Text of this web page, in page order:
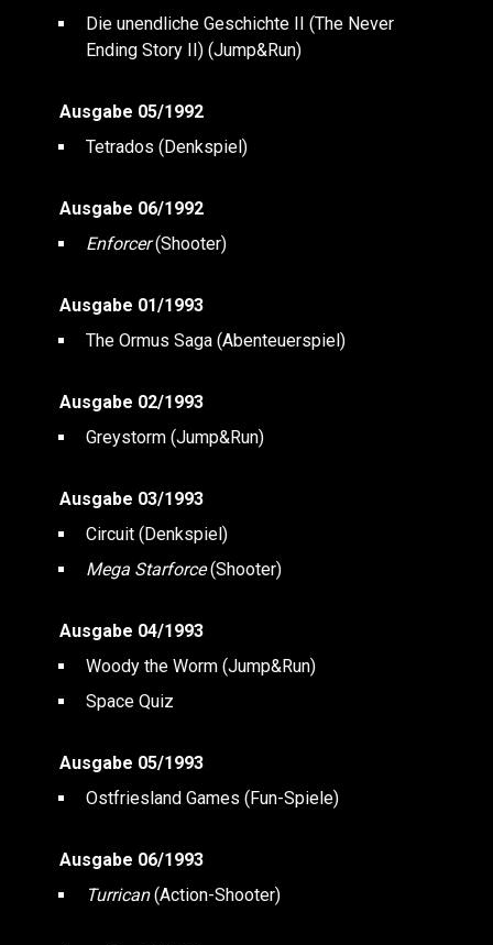
Die unendliche Geschichte II (The Never
Ending Story II) (Jump&Run)
Ausgabe 05/1992
Tetrados (Denkspiel)
Ausgabe 06/1992
Enforcer(Shooter)
Ausgabe 01/1993
The Ormus Saga (Abenteuerspiel)
Ausgabe 02/1993
Greystorm (Jump&Run)
Ausgabe 03/1993
Circuit (Denkspiel)
Mega Starforce(Shooter)
Ausgabe 04/1993
Woody the Worm (Jump&Run)
Space Quiz
Ausgabe 05/1993
Ostfriesland Games (Fun-Spiele)
Ausgabe 06/1993
Turrican(Action-Shooter)